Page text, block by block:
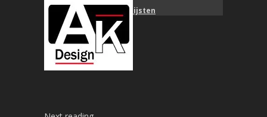
Brochures / Prijslijsten